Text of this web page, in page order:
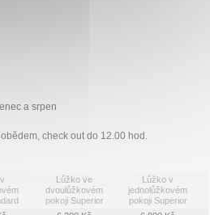
a srpen
check out do 12.00 hod.
Lůžko ve
dvoulůžkovém
pokoji Superior
Lůžko v
jednolůžkovém
pokoji Superior